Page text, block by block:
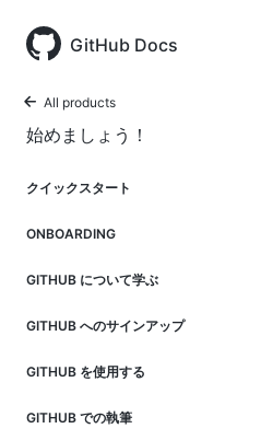
GitHub Docs
All products
始めましょう！
クイックスタート
ONBOARDING
GITHUB について学ぶ
GITHUB へのサインアップ
GITHUB を使用する
GITHUB での執筆